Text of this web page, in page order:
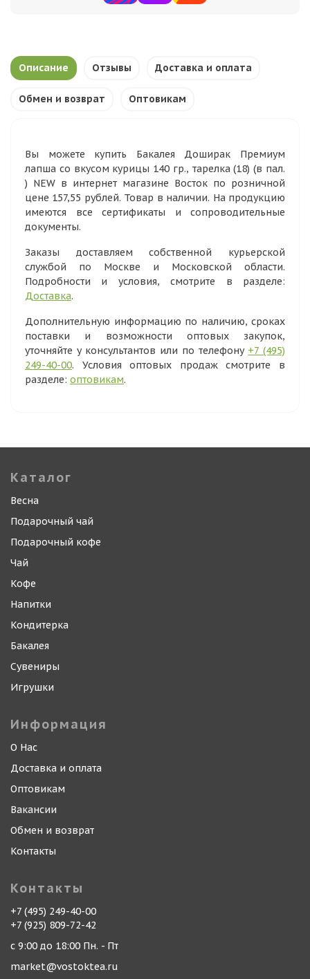
Описание Отзывы Доставка и оплата
Обмен и возврат Оптовикам
Вы можете купить Бакалея Доширак Премиум
лапша со вкусом курицы 140 гр., тарелка (18) (в пал.
) NEW в интернет магазине Восток по розничной
цене 157,55 рублей. Товар в наличии. На продукцию
имеются все сертификаты и сопроводительные
документы.
Заказы доставляем собственной курьерской
службой по Москве и Московской области.
Подробности и условия, смотрите в разделе:
Доставка.
Дополнительную информацию по наличию, сроках
поставки и возможности оптовых закупок,
уточняйте у консультантов или по телефону +7 (495)
249-40-00. Условия оптовых продаж смотрите в
разделе: оптовикам.
Каталог
Весна
Подарочный чай
Подарочный кофе
Чай
Кофе
Напитки
Кондитерка
Бакалея
Сувениры
Игрушки
Информация
О Нас
Доставка и оплата
Оптовикам
Вакансии
Обмен и возврат
Контакты
Контакты
+7 (495) 249-40-00
+7 (925) 809-72-42
с 9:00 до 18:00 Пн. - Пт
market@vostoktea.ru